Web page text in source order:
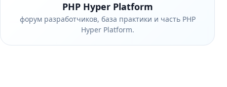
PHP Hyper Platform
форум разработчиков, база практики и часть PHP
Hyper Platform.